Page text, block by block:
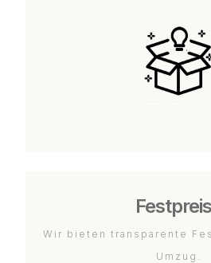
Wir bieten transparente
Umzug.